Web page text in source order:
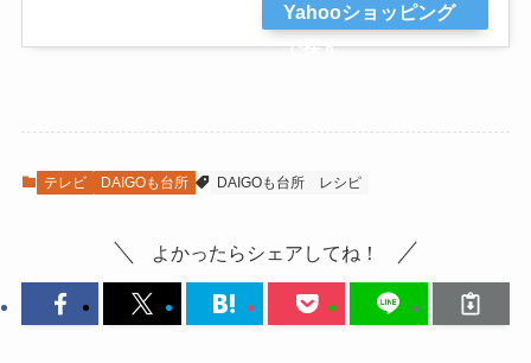
Yahooショッピング
で探す
テレビ DAIGOも台所 DAIGOも台所 レシピ
よかったらシェアしてね！